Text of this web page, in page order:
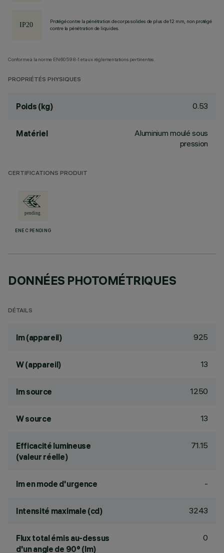
Protégé contre la pénétration de corps solides de plus de 12 mm, non protégé
contre la pénétration de liquides.
Conforme à la norme EN60598-1 et aux réglementations pertinentes.
PROPRIÉTÉS PHYSIQUES
Poids (kg) 0.53
Matériel
Aluminium moulé sous
pression
CERTIFICATIONS PRODUIT
ENEC PENDING
DONNÉES PHOTOMÉTRIQUES
DÉTAILS
lm (appareil) 925
W (appareil) 13
lm source 1250
W source 13
Efficacité lumineuse
(valeur réelle)
71.15
lm en mode d'urgence -
Intensité maximale (cd) 3243
Flux total émis au-dessus
d'un angle de 90° (lm)
0